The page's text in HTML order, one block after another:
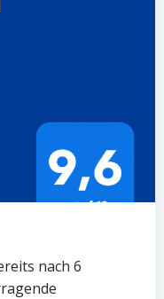
nach 6